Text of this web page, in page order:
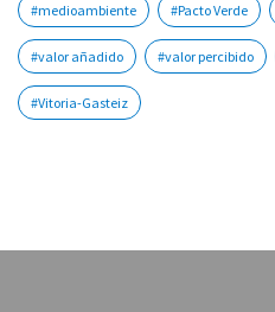
#medioambiente #Pacto Verde
#valor añadido #valor percibido
#Vitoria-Gasteiz